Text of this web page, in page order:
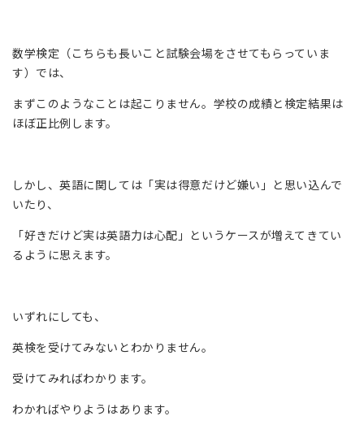
数学検定（こちらも長いこと試験会場をさせてもらっていま
す）では、
まずこのようなことは起こりません。学校の成績と検定結果は
ほぼ正比例します。
しかし、英語に関しては「実は得意だけど嫌い」と思い込んで
いたり、
「好きだけど実は英語力は心配」というケースが増えてきてい
るように思えます。
いずれにしても、
英検を受けてみないとわかりません。
受けてみればわかります。
わかればやりようはあります。